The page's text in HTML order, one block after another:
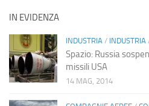
IN EVIDENZA
INDUSTRIA / INDUSTRIA
Spazio: Russia
missili USA
14 MAG, 2014